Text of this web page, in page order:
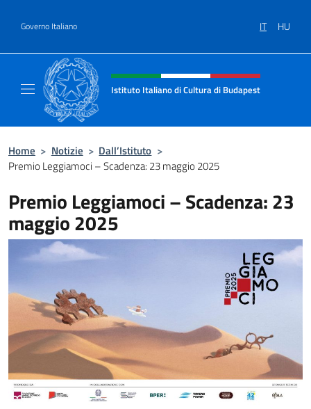
Governo Italiano IT HU
Intestazione sito, social e menù
Istituto Italiano di Cultura di Budapest
Home > Notizie > Dall’Istituto >
Premio Leggiamoci – Scadenza: 23 maggio 2025
Premio Leggiamoci – Scadenza: 23
maggio 2025